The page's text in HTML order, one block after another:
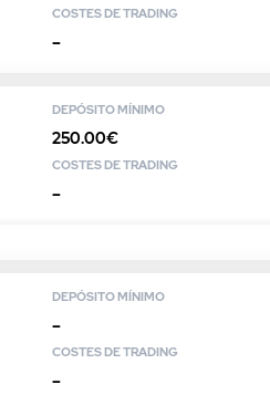
COSTES DE TRADING
–
DEPÓSITO MÍNIMO
250.00€
COSTES DE TRADING
–
DEPÓSITO MÍNIMO
–
COSTES DE TRADING
–